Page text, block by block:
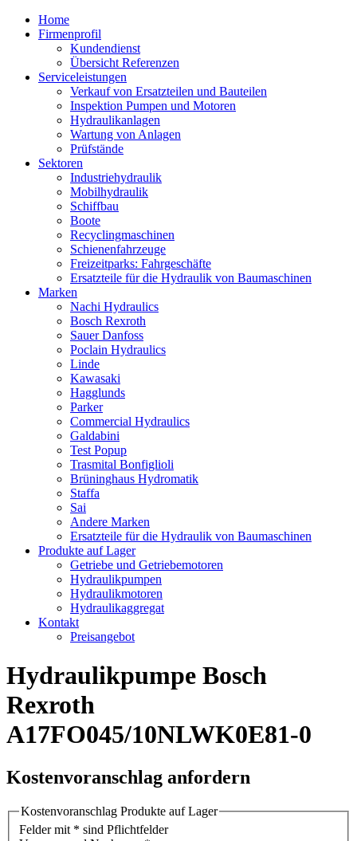
Home
Firmenprofil
Kundendienst
Übersicht Referenzen
Serviceleistungen
Verkauf von Ersatzteilen und Bauteilen
Inspektion Pumpen und Motoren
Hydraulikanlagen
Wartung von Anlagen
Prüfstände
Sektoren
Industriehydraulik
Mobilhydraulik
Schiffbau
Boote
Recyclingmaschinen
Schienenfahrzeuge
Freizeitparks: Fahrgeschäfte
Ersatzteile für die Hydraulik von Baumaschinen
Marken
Nachi Hydraulics
Bosch Rexroth
Sauer Danfoss
Poclain Hydraulics
Linde
Kawasaki
Hagglunds
Parker
Commercial Hydraulics
Galdabini
Test Popup
Trasmital Bonfiglioli
Brüninghaus Hydromatik
Staffa
Sai
Andere Marken
Ersatzteile für die Hydraulik von Baumaschinen
Produkte auf Lager
Getriebe und Getriebemotoren
Hydraulikpumpen
Hydraulikmotoren
Hydraulikaggregat
Kontakt
Preisangebot
Hydraulikpumpe Bosch
Rexroth
A17FO045/10NLWK0E81-0
Kostenvoranschlag anfordern
Kostenvoranschlag Produkte auf Lager
Felder mit * sind Pflichtfelder